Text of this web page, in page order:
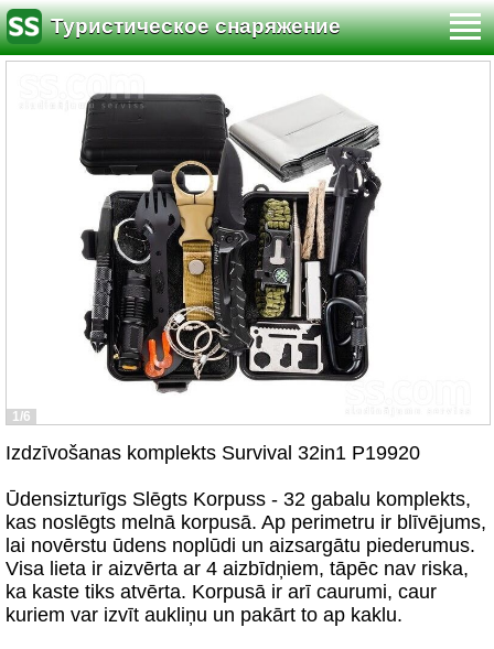
Туристическое снаряжение
1/6
Izdzīvošanas komplekts Survival 32in1 P19920
Ūdensizturīgs Slēgts Korpuss - 32 gabalu komplekts,
kas noslēgts melnā korpusā. Ap perimetru ir blīvējums,
lai novērstu ūdens noplūdi un aizsargātu piederumus.
Visa lieta ir aizvērta ar 4 aizbīdņiem, tāpēc nav riska,
ka kaste tiks atvērta. Korpusā ir arī caurumi, caur
kuriem var izvīt aukliņu un pakārt to ap kaklu.